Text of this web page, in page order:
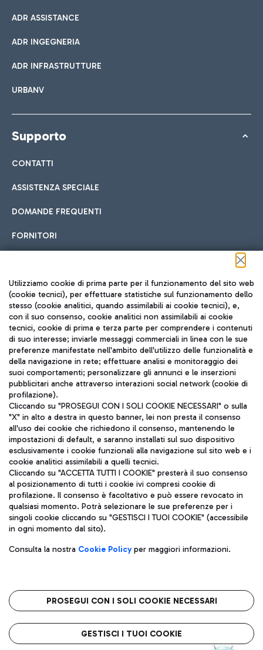
ADR ASSISTANCE
ADR INGEGNERIA
ADR INFRASTRUTTURE
URBANV
Supporto
CONTATTI
ASSISTENZA SPECIALE
DOMANDE FREQUENTI
FORNITORI
Seguici sui social
TRAVEL JOURNAL
ITA
Aeroporti di Roma S.p.A. - Società soggetta a direzione e
coordinamento di Mundys S.p.A.
Codice fiscale e Registro delle Imprese di Roma 13032990155 P.
IVA 06572251004
Capitale sociale 62.224.743,00 int. vers.
Sede legale: Via Pier Paolo Racchetti 1 - 00054 Fiumicino (RM)
telefono +39 06 65951
Privacy policy
Note legali
Roma FCO
L'aeroporto stellato
Utilizziamo cookie di prima parte per il funzionamento del sito web
(cookie tecnici), per effettuare statistiche sul funzionamento dello
stesso (cookie analitici, quando assimilabili ai cookie tecnici), e,
con il suo consenso, cookie analitici non assimilabili ai cookie
tecnici, cookie di prima e terza parte per comprendere i contenuti
di suo interesse; inviarle messaggi commerciali in linea con le sue
preferenze manifestate nell'ambito dell'utilizzo delle funzionalità e
della navigazione in rete; effettuare analisi e monitoraggio dei
suoi comportamenti; personalizzare gli annunci e le inserzioni
pubblicitari anche attraverso interazioni social network (cookie di
profilazione).
Cliccando su "PROSEGUI CON I SOLI COOKIE NECESSARI" o sulla
"X" in alto a destra in questo banner, lei non presta il consenso
all'uso dei cookie che richiedono il consenso, mantenendo le
impostazioni di default, e saranno installati sul suo dispositivo
esclusivamente i cookie funzionali alla navigazione sul sito web e i
cookie analitici assimilabili a quelli tecnici.
Cliccando su "ACCETTA TUTTI I COOKIE" presterà il suo consenso
al posizionamento di tutti i cookie ivi compresi cookie di
profilazione. Il consenso è facoltativo e può essere revocato in
qualsiasi momento. Potrà selezionare le sue preferenze per i
singoli cookie cliccando su "GESTISCI I TUOI COOKIE" (accessibile
in ogni momento dal sito).
Consulta la nostra Cookie Policyper maggiori informazioni.
PROSEGUI CON I SOLI COOKIE NECESSARI
GESTISCI I TUOI COOKIE